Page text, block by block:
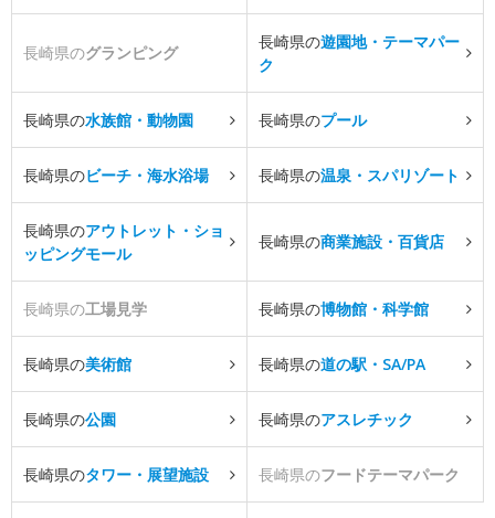
長崎県のグランピング
長崎県の遊園地・テーマパー
ク
長崎県の水族館・動物園 長崎県のプール
長崎県のビーチ・海水浴場 長崎県の温泉・スパリゾート
長崎県のアウトレット・ショ
ッピングモール
長崎県の商業施設・百貨店
長崎県の工場見学 長崎県の博物館・科学館
長崎県の美術館 長崎県の道の駅・SA/PA
長崎県の公園 長崎県のアスレチック
長崎県のタワー・展望施設 長崎県のフードテーマパーク